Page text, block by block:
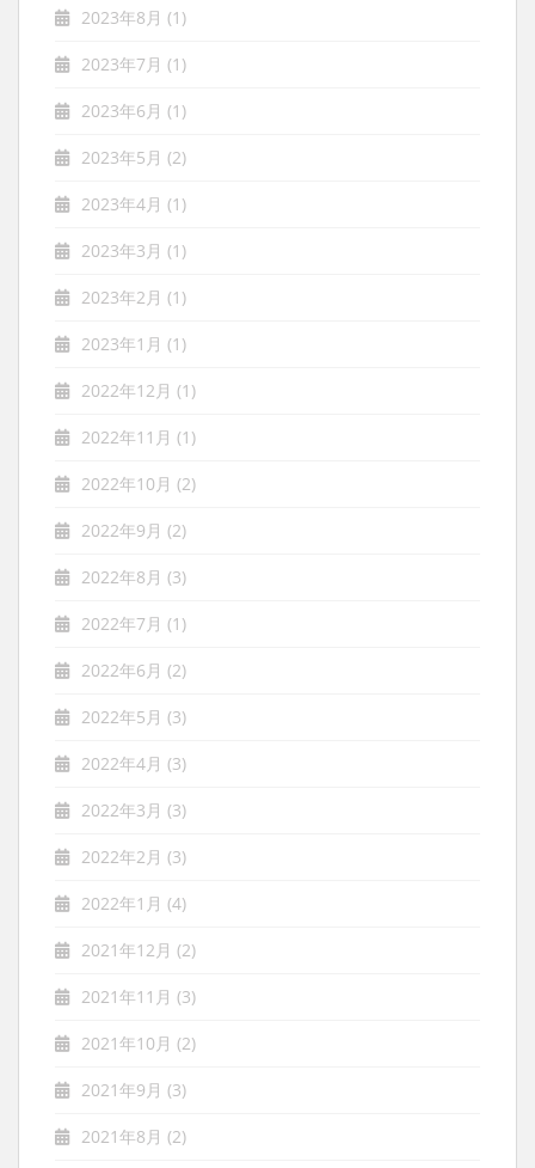
2023年8月 (1)
2023年7月 (1)
2023年6月 (1)
2023年5月 (2)
2023年4月 (1)
2023年3月 (1)
2023年2月 (1)
2023年1月 (1)
2022年12月 (1)
2022年11月 (1)
2022年10月 (2)
2022年9月 (2)
2022年8月 (3)
2022年7月 (1)
2022年6月 (2)
2022年5月 (3)
2022年4月 (3)
2022年3月 (3)
2022年2月 (3)
2022年1月 (4)
2021年12月 (2)
2021年11月 (3)
2021年10月 (2)
2021年9月 (3)
2021年8月 (2)